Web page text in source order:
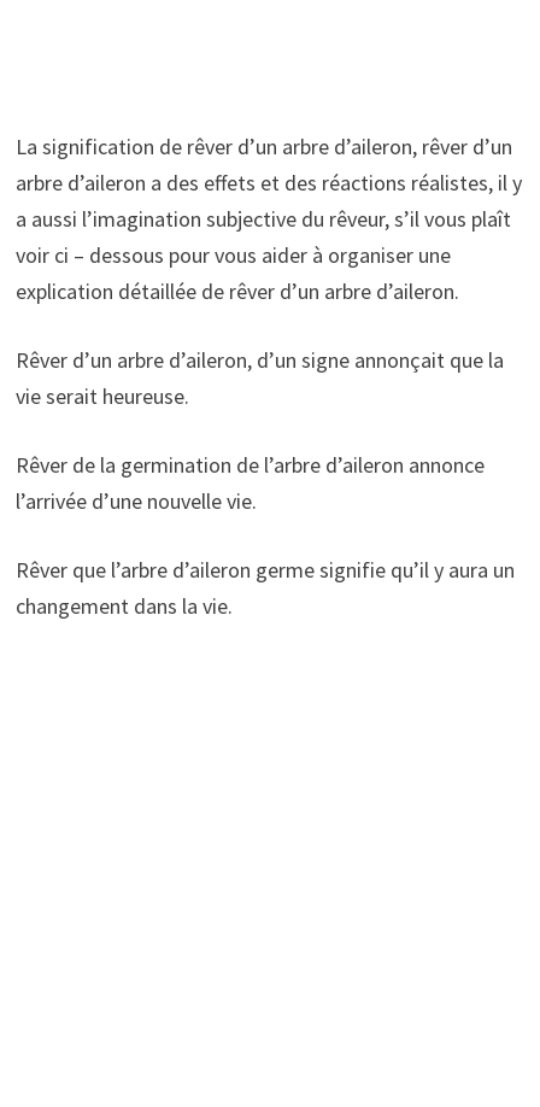
La signification de rêver d’un arbre d’aileron, rêver d’un
arbre d’aileron a des effets et des réactions réalistes, il y
a aussi l’imagination subjective du rêveur, s’il vous plaît
voir ci – dessous pour vous aider à organiser une
explication détaillée de rêver d’un arbre d’aileron.
Rêver d’un arbre d’aileron, d’un signe annonçait que la
vie serait heureuse.
Rêver de la germination de l’arbre d’aileron annonce
l’arrivée d’une nouvelle vie.
Rêver que l’arbre d’aileron germe signifie qu’il y aura un
changement dans la vie.